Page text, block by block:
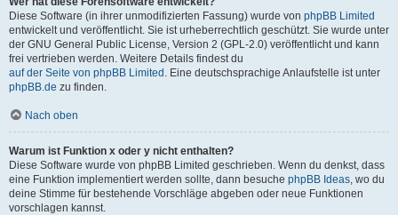
Diese Software (in ihrer unmodifizierten Fassung) wurde von phpBB Limited
entwickelt und veröffentlicht. Sie ist urheberrechtlich geschützt. Sie wurde unter
der GNU General Public License, Version 2 (GPL-2.0) veröffentlicht und kann
frei vertrieben werden. Weitere Details findest du
auf der Seite von phpBB Limited . Eine deutschsprachige Anlaufstelle ist unter
phpBB.de zu finden.
Nach oben
Warum ist Funktion x oder y nicht enthalten?
Diese Software wurde von phpBB Limited geschrieben. Wenn du denkst, dass
eine Funktion implementiert werden sollte, dann besuche phpBB Ideas, wo du
deine Stimme für bestehende Vorschläge abgeben oder neue Funktionen
vorschlagen kannst.